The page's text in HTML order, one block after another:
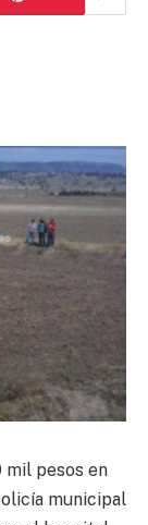
mil pesos en
municipal